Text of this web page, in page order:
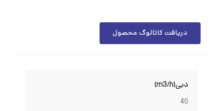
دریافت کاتالوگ محصول
دبی(m3/h)
40